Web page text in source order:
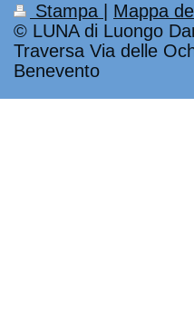
Stampa
Mappa
© LUNA di Luongo
Traversa Via delle
Benevento